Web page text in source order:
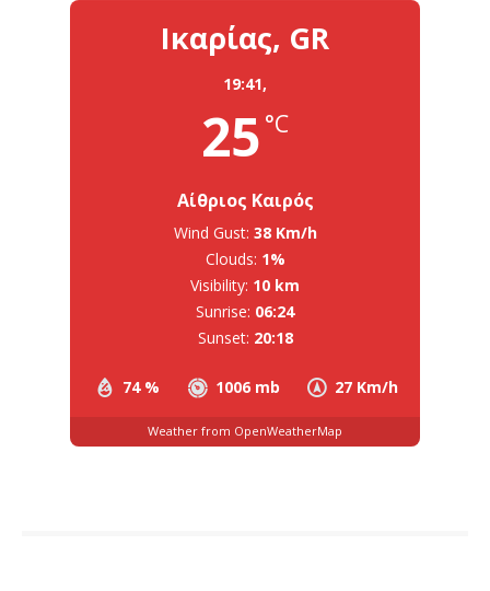
Ικαρίας, GR
19:41,
25 °C
Αίθριος Καιρός
74 % 1006 mb 27 Km/h
Wind Gust: 38 Km/h
Clouds: 1%
Visibility: 10 km
Sunrise: 06:24
Sunset: 20:18
Weather from OpenWeatherMap